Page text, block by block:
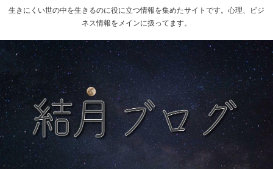
生きにくい世の中を生きるのに役に立つ情報を集めたサイトです。心理、ビジ
ネス情報をメインに扱ってます。